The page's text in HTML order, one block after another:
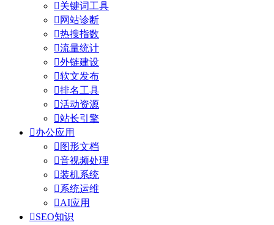
关键词工具
 网站诊断
热搜指数
流量统计
外链建设
软文发布
排名工具
活动资源
站长引擎
办公应用
 图形文档
音视频处理
装机系统
系统运维
AI应用
SEO知识